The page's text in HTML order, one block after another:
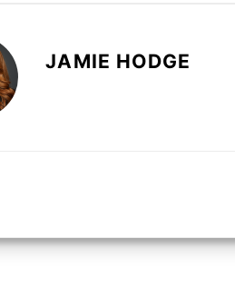
JAMIE HODGE